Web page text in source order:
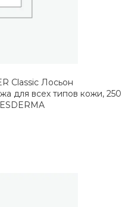
Classic Лосьон
для всех типов кожи, 250